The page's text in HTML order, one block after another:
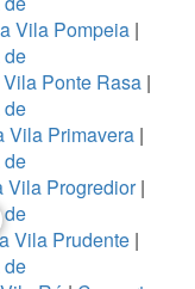
Vila Pompeia|
de
Ponte Rasa|
de
Vila Primavera |
de
Vila Progredior|
de
Vila Prudente |
de